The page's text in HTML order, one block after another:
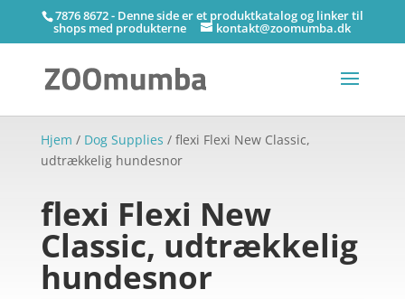
7876 8672 - Denne side er et produktkatalog og linker til
shops med produkterne kontakt@zoomumba.dk
Hjem / Dog Supplies / flexi Flexi New Classic,
udtrækkelig hundesnor
flexi Flexi New
Classic, udtrækkelig
hundesnor